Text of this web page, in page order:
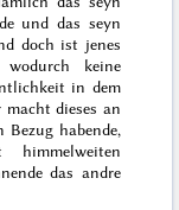
und das seyn
doch ist jenes
keine
in dem
dieses an
Bezug habende,
das andre